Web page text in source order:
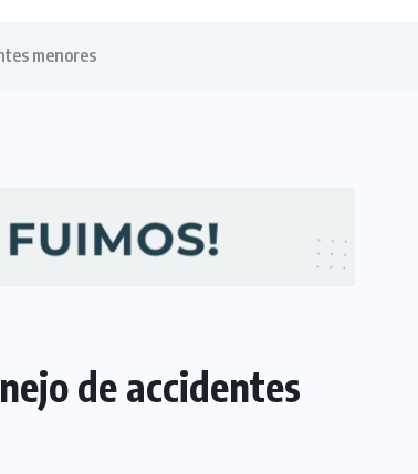
menores
de accidentes